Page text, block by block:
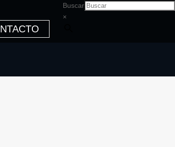
Buscar
×